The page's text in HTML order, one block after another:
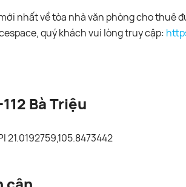
nhất về tòa nhà văn phòng cho thuê
quý khách vui lòng truy cập:
Bà Triệu